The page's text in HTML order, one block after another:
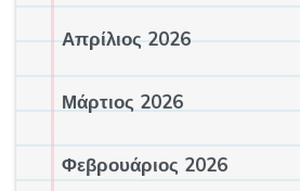
Απρίλιος 2026
Μάρτιος 2026
Φεβρουάριος 2026